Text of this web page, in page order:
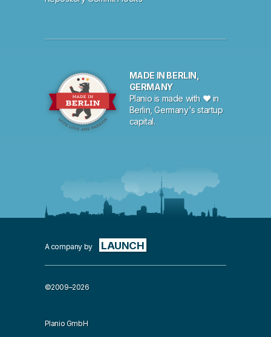
MADE IN BERLIN,
GERMANY
Planio is made with ♥ in
Berlin, Germany's startup
capital.
A company by LAUNCH
©2009–2026
Planio GmbH